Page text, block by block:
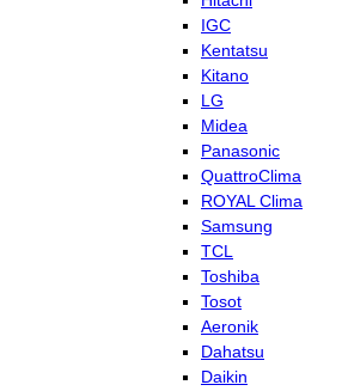
IGC
Kentatsu
Kitano
LG
Midea
Panasonic
QuattroClima
ROYAL Clima
Samsung
TCL
Toshiba
Tosot
Aeronik
Dahatsu
Daikin